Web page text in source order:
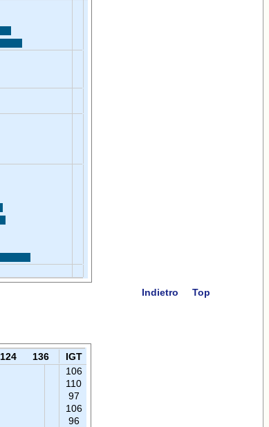
Indietro
Top
124 136
IGT
106
110
97
106
96